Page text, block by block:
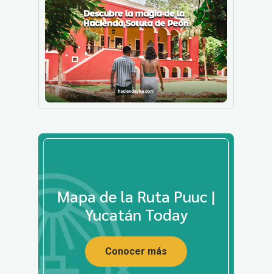
Mapa de la Ruta Puuc |
Yucatán Today
Conocer más